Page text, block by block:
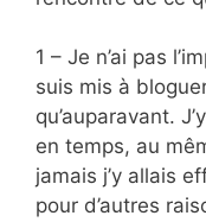
1 – Je n’ai pas
suis mis à
qu’auparavant.
en temps, au
jamais j’y allais
pour d’autres